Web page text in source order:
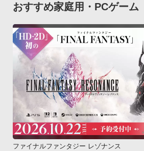
おすすめ家庭用・PCゲーム
ファイナルファンタジー レゾナンス